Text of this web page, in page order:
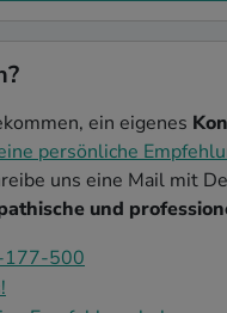
ein eigenes
persönliche
uns eine Mail mit
und
500